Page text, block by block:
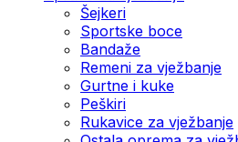
Šejkeri
Sportske boce
Bandaže
Remeni za vježbanje
Gurtne i kuke
Peškiri
Rukavice za vježbanje